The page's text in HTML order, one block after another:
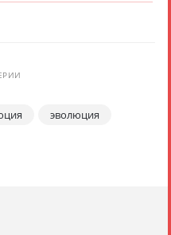
эволюция